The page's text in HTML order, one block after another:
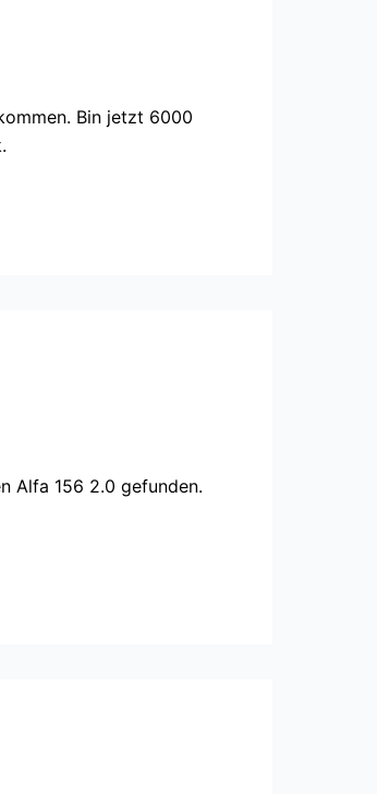
Bin jetzt 6000
Alfa 156 2.0 gefunden.